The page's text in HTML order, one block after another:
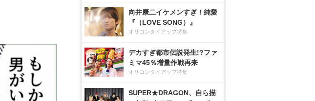
向井康二イケメンすぎ！純愛
『（LOVE SONG）』
オリコンタイアップ特集
デカすぎ都市伝説発生!?ファ
ミマ45％増量作戦再来
オリコンタイアップ特集
SUPER★DRAGON、自ら描